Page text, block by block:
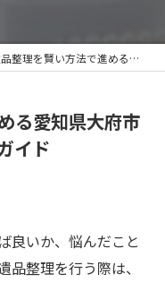
理を賢い方法で進める愛知県大府市で高価買取も叶える実践ガイド
る愛知県大府市
イド
良いか、悩んだこと
整理を行う際は、